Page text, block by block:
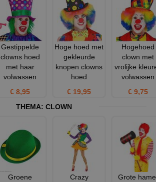
Gestippelde
clowns hoed
met haar
volwassen
€ 8,95
Hoge hoed met
gekleurde
knopen clowns
hoed
€ 19,95
Hogehoed
clown met
vrolijke
volwassen
€ 9,75
THEMA: CLOWN
Groene
Crazy
Grote